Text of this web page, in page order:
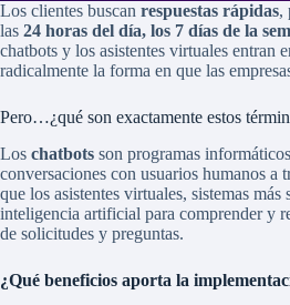
Los clientes buscan respuestas rápidas,
las 24 horas del día, los 7 días de la
chatbots y los asistentes virtuales entran
radicalmente la forma en que las
Pero…¿qué son exactamente estos
Los chatbots son programas
conversaciones con usuarios humanos a
que los asistentes virtuales, sistemas
inteligencia artificial para comprender y
de solicitudes y preguntas.
¿Qué beneficios aporta la